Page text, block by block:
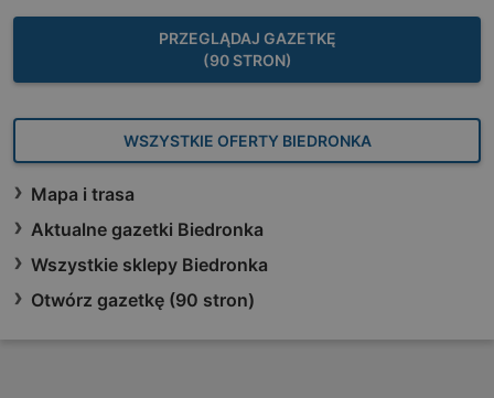
PRZEGLĄDAJ GAZETKĘ
(90 STRON)
WSZYSTKIE OFERTY BIEDRONKA
Mapa i trasa
Aktualne gazetki Biedronka
Wszystkie sklepy Biedronka
Otwórz gazetkę (90 stron)